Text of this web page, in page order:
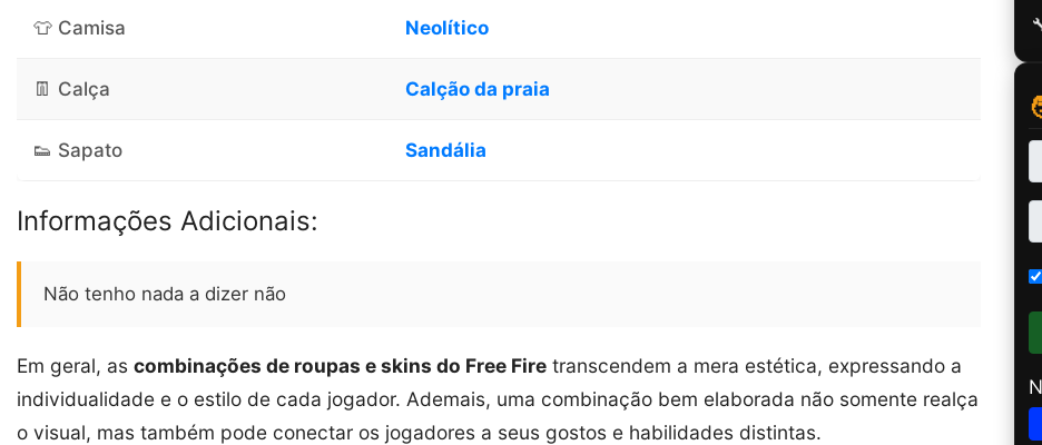
👕 Camisa Neolítico
👖 Calça Calção da praia
👟 Sapato Sandália
Informações Adicionais:
Não tenho nada a dizer não
Em geral, as combinações de roupas e skins do Free Fire transcendem a mera estética, expressando a
individualidade e o estilo de cada jogador. Ademais, uma combinação bem elaborada não somente realça
o visual, mas também pode conectar os jogadores a seus gostos e habilidades distintas.